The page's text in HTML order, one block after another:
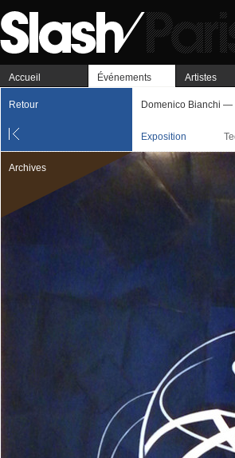
Accueil Événements Artistes
Retour Domenico Bianchi
Exposition
Archives